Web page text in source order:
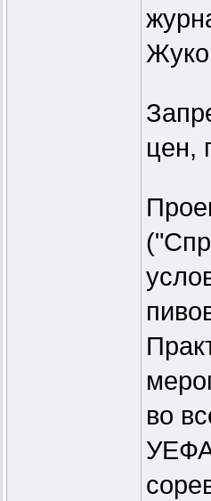
цен,
во
УЕФА